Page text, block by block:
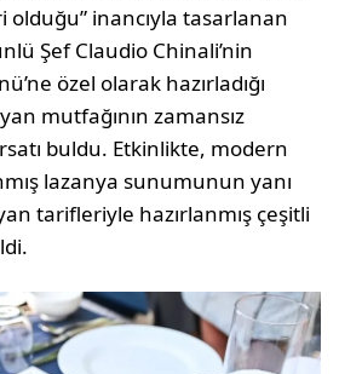
inancıyla tasarlanan
Şef Claudio Chinali’nin
özel olarak hazırladığı
mutfağının zamansız
buldu. Etkinlikte, modern
lazanya sunumunun yanı
tarifleriyle hazırlanmış çeşitli